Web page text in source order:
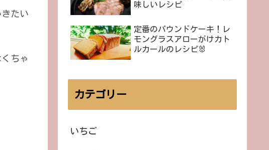
たい
ちゃ
味しいレシピ
定番のパウンドケーキ！レ
モングラスアローがけカト
ルカールのレシピ🐰
カテゴリー
いちご